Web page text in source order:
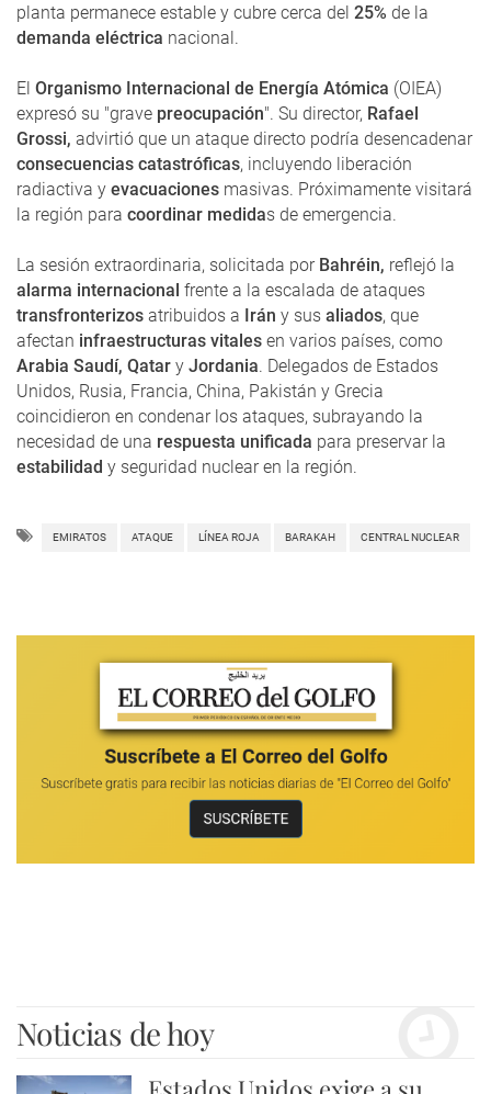
planta permanece estable y cubre cerca del 25% de la
demanda eléctrica nacional.
El Organismo Internacional de Energía Atómica (OIEA)
expresó su "grave preocupación". Su director, Rafael
Grossi, advirtió que un ataque directo podría desencadenar
consecuencias catastróficas, incluyendo liberación
radiactiva y evacuaciones masivas. Próximamente visitará
la región para coordinar medidas de emergencia.
La sesión extraordinaria, solicitada por Bahréin, reflejó la
alarma internacional frente a la escalada de ataques
transfronterizos atribuidos a Irán y sus aliados, que
afectan infraestructuras vitales en varios países, como
Arabia Saudí, Qatar y Jordania. Delegados de Estados
Unidos, Rusia, Francia, China, Pakistán y Grecia
coincidieron en condenar los ataques, subrayando la
necesidad de una respuesta unificada para preservar la
estabilidad y seguridad nuclear en la región.
EMIRATOS ATAQUE LÍNEA ROJA BARAKAH CENTRAL NUCLEAR
Noticias de hoy